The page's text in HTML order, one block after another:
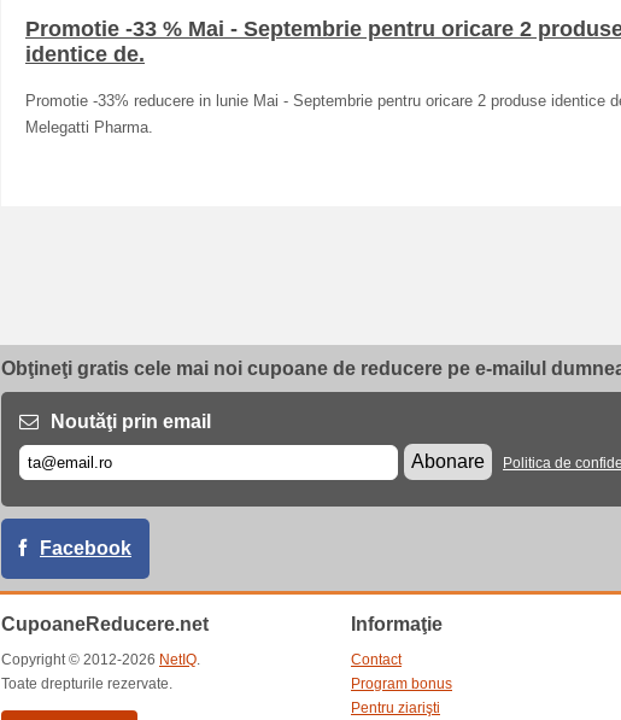
Promotie -33 % Mai - Septembrie pentru oricare 2
identice de.
Promotie -33% reducere in lunie Mai - Septembrie pentru oricare 2 produse identice
Melegatti Pharma.
Obţineţi gratis cele mai noi cupoane de reducere pe e-mailul
Noutăţi prin email
Abonare
Politica de
Facebook
CupoaneReducere.net
Copyright © 2012-2026 NetIQ.
Toate drepturile rezervate.
Informaţie
Contact
Program bonus
Pentru ziarişti